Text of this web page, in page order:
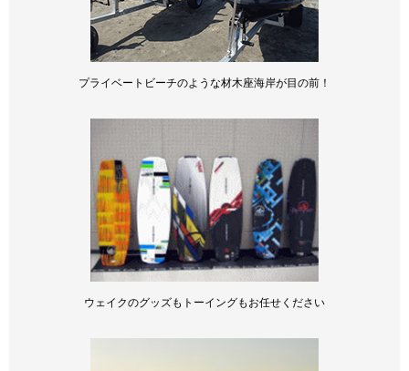
プライベートビーチのような材木座海岸が目の前！
ウェイクのグッズもトーイングもお任せください